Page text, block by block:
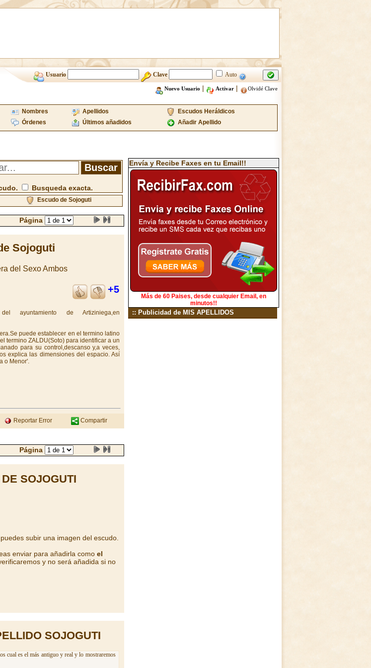
Usuario Clave Auto
Nuevo Usuario | Activar| Olvidé Clave
Nombres Apellidos
Escudos Heráldicos
Órdenes Últimos añadidos Añadir Apellido
Busqueda exacta.
Escudo de Sojoguti
Página
Sojoguti
del Sexo Ambos
+5
ayuntamiento de Artiziniega,en
puede establecer en el termino latino
termino ZALDU(Soto) para identificar a un
para su control,descanso y,a veces,
explica las dimensiones del espacio. Así
o Menor'.
Reportar Error Compartir
Página
SOJOGUTI
subir una imagen del escudo.
enviar para añadirla como el
y no será añadida si no
SOJOGUTI
cual es el más antiguo y real y lo mostraremos
Envía y Recibe Faxes en tu Email!!
Más de 60 Paises, desde cualquier Email, en
minutos!!
:: Publicidad de MIS APELLIDOS